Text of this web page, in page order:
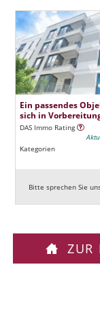
Ein passendes
sich in
DAS Immo Rating
Kategorien
Bitte sprechen Sie
ZUR